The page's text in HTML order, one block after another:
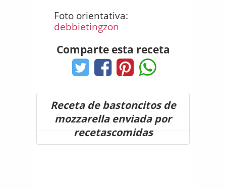
Foto orientativa:
debbietingzon
Comparte esta receta
Receta de bastoncitos de
mozzarella enviada por
recetascomidas